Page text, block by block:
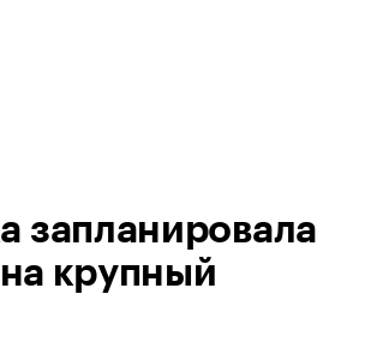
запланировала
крупный